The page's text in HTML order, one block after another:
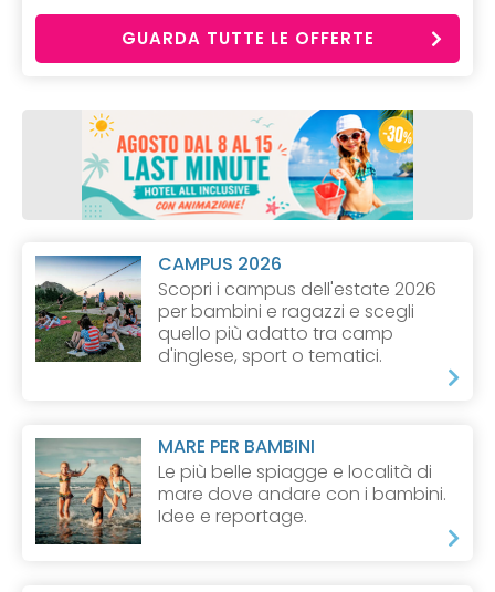
GUARDA TUTTE LE OFFERTE
CAMPUS 2026
Scopri i campus dell'estate 2026
per bambini e ragazzi e scegli
quello più adatto tra camp
d'inglese, sport o tematici.
MARE PER BAMBINI
Le più belle spiagge e località di
mare dove andare con i bambini.
Idee e reportage.